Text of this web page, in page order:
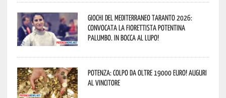
Giochi del Mediterraneo Taranto 2026:
convocata la fiorettista potentina
Palumbo. In bocca al lupo!
Potenza: colpo da oltre 19000 Euro! Auguri
al vincitore